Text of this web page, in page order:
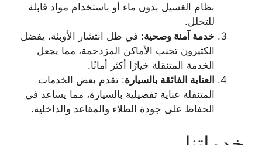
نظام الغسيل بدون ماء أو باستخدام مواد قابلة
للتحلل.
خدمة آمنة وصحية: في ظل انتشار الأوبئة، يفضل
الكثيرون تجنب الأماكن المزدحمة، مما يجعل
الخدمة المتنقلة خيارًا أكثر أمانًا.
العناية الفائقة بالسيارة: تقدم بعض الخدمات
المتنقلة عناية تفصيلية بالسيارة، مما يساعد في
الحفاظ على جودة الطلاء والمقاعد والداخلية.